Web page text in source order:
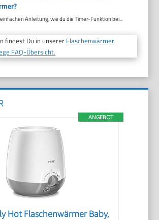
Anleitung, wie du die Timer-Funktion bei...
findest Du in unsererFlaschenwärmer
FAQ-Übersicht.
ANGEBOT
Hot Flaschenwärmer Baby,